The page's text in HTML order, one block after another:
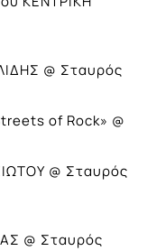
@ Σταυρός
of Rock» @
@ Σταυρός
@ Σταυρός